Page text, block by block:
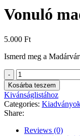
Vonuló
5.000 Ft
Ismerd meg a
Vonuló
madarak
nyomában
quantity
Kosárba teszem
Kivánságlistához
Categories:
Share:
Reviews (0)